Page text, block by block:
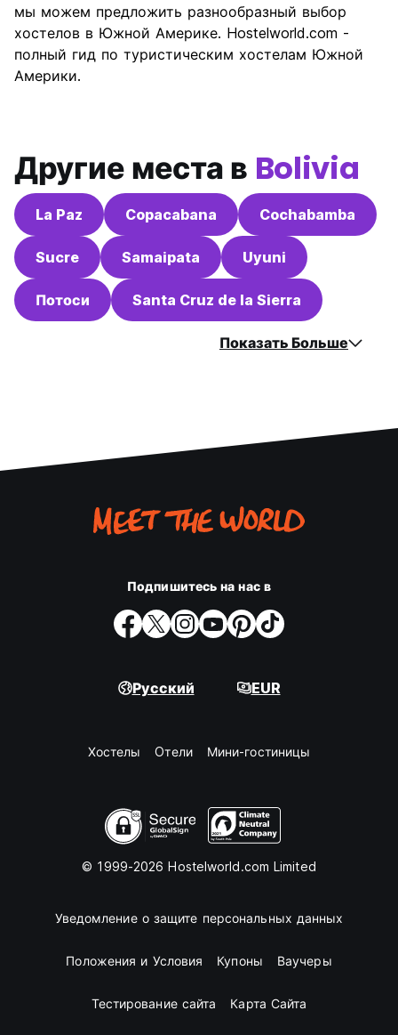
мы можем предложить разнообразный выбор
хостелов в Южной Америке. Hostelworld.com -
полный гид по туристическим хостелам Южной
Америки.
Другие места в Bolivia
La Paz Copacabana Cochabamba
Sucre Samaipata Uyuni
Потоси Santa Cruz de la Sierra
Показать Больше
Подпишитесь на нас в
Русский EUR
Хостелы Oтели Мини-гостиницы
© 1999-2026 Hostelworld.com Limited
Уведомление о защите персональных данных
Положения и Условия Купоны Ваучеры
Тестирование сайта Карта Сайта